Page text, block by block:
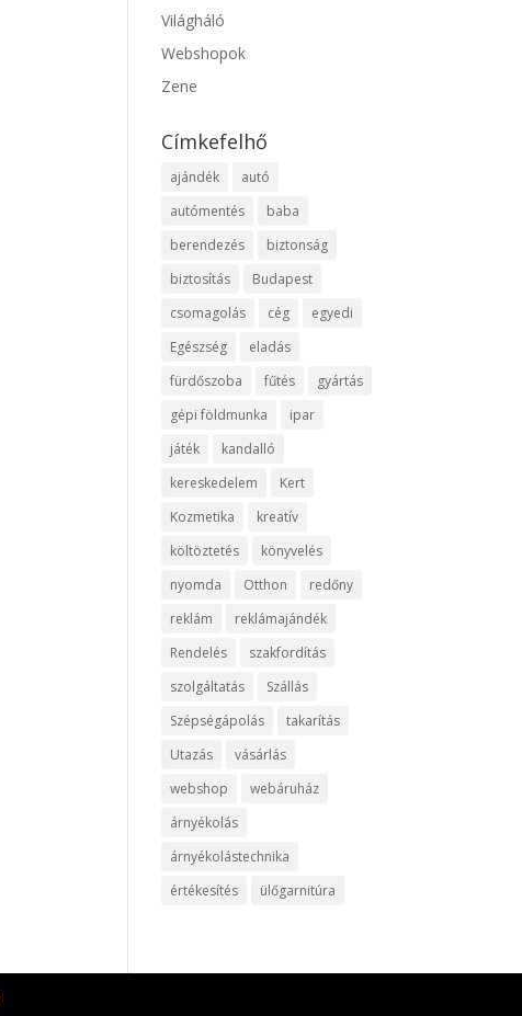
Világháló
Webshopok
Zene
Címkefelhő
ajándék
autó
autómentés
baba
berendezés
biztonság
biztosítás
Budapest
csomagolás
cég
egyedi
Egészség
eladás
fürdőszoba
fűtés
gyártás
gépi földmunka
ipar
játék
kandalló
kereskedelem
Kert
Kozmetika
kreatív
költöztetés
könyvelés
nyomda
Otthon
redőny
reklám
reklámajándék
Rendelés
szakfordítás
szolgáltatás
Szállás
Szépségápolás
takarítás
Utazás
vásárlás
webshop
webáruház
árnyékolás
árnyékolástechnika
értékesítés
ülőgarnitúra